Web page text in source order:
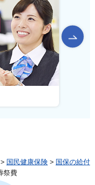
> 国民健康保険 > 国保の給付
祭費